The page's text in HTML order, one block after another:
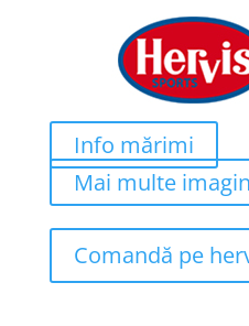
Info mărimi
Mai multe
Comandă pe